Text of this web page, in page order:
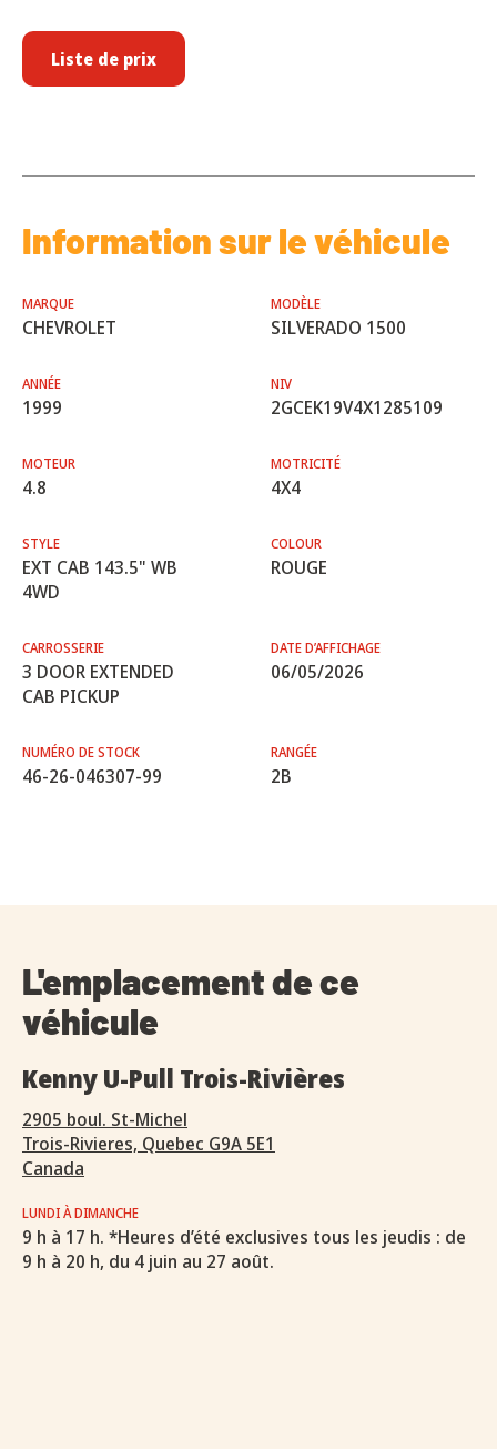
Liste de prix
Information sur le véhicule
MARQUE
CHEVROLET
MODÈLE
SILVERADO 1500
ANNÉE
1999
NIV
2GCEK19V4X1285109
MOTEUR
4.8
MOTRICITÉ
4X4
STYLE
EXT CAB 143.5" WB
4WD
COLOUR
ROUGE
CARROSSERIE
3 DOOR EXTENDED
CAB PICKUP
DATE D’AFFICHAGE
06/05/2026
NUMÉRO DE STOCK
46-26-046307-99
RANGÉE
2B
L'emplacement de ce
véhicule
Kenny U-Pull Trois-Rivières
2905 boul. St-Michel
Trois-Rivieres, Quebec G9A 5E1
Canada
LUNDI À DIMANCHE
9 h à 17 h. *Heures d’été exclusives tous les jeudis : de
9 h à 20 h, du 4 juin au 27 août.